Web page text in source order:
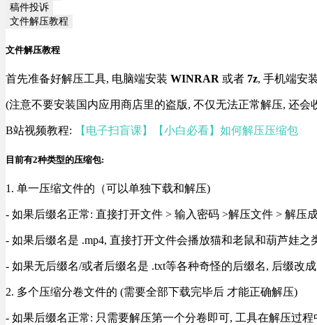
稿件投诉
文件解压教程
文件解压教程
首先准备好解压工具, 电脑端安装 WINRAR 或者 7z, 手机端安
(注意不要安装国内应用商店里的盗版, 不仅无法正常解压, 还会
B站视频教程: 【电子扫盲课】【小白必看】如何解压压缩包
目前有2种类型的压缩包:
1. 单一压缩文件的（可以单独下载和解压)
- 如果后缀名正常: 直接打开文件 > 输入密码 >解压文件 > 解压
- 如果后缀名是 .mp4, 直接打开文件会播放猫和老鼠和葫芦娃
- 如果无后缀名/或者后缀名是 .txt等各种奇怪的后缀名, 后缀改
2. 多个压缩分卷文件的 (需要全部下载完毕后 才能正确解压)
- 如果后缀名正常: 只需要解压第一个分卷即可, 工具在解压过